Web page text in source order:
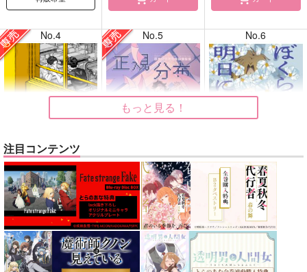
No.4
告白
ガヤ
専売 1,415円（税込）
ひゃくえむ。
小宮×トガシ
No.5
正規分布の外側
九十九
専売 630円（税込）
鬼滅の刃
不死川実弥×不死川玄弥
No.6
ぼくらはシスタス、明
日には死ぬ花
kobashiri
1,760円 （税込）
メダリスト
夜鷹純×明浦路司
もっと見る！
注目コンテンツ